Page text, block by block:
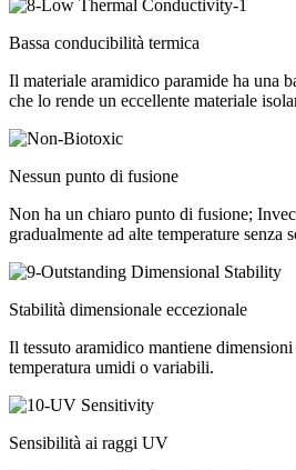
Bassa conducibilità termica
Il materiale aramidico paramide ha una
che lo rende un eccellente materiale
Nessun punto di fusione
Non ha un chiaro punto di fusione;
gradualmente ad alte temperature senza
Stabilità dimensionale eccezionale
Il tessuto aramidico mantiene
temperatura umidi o variabili.
Sensibilità ai raggi UV